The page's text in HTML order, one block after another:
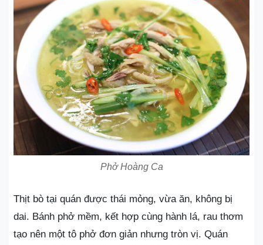
Phở Hoàng Ca
Thịt bò tại quán được thái mỏng, vừa ăn, không bị
dai. Bánh phở mềm, kết hợp cùng hành lá, rau thơm
tạo nên một tô phở đơn giản nhưng tròn vị. Quán